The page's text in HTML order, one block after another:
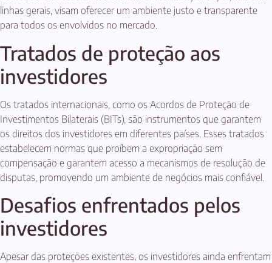
linhas gerais, visam oferecer um ambiente justo e transparente
para todos os envolvidos no mercado.
Tratados de proteção aos
investidores
Os tratados internacionais, como os Acordos de Proteção de
Investimentos Bilaterais (BITs), são instrumentos que garantem
os direitos dos investidores em diferentes países. Esses tratados
estabelecem normas que proíbem a expropriação sem
compensação e garantem acesso a mecanismos de resolução de
disputas, promovendo um ambiente de negócios mais confiável.
Desafios enfrentados pelos
investidores
Apesar das proteções existentes, os investidores ainda enfrentam